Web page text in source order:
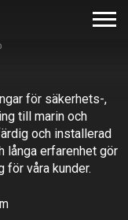
för säkerhets-,
till marin och
och installerad
långa erfarenhet gör
för våra kunder.